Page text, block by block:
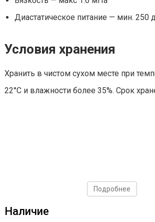
Диастатическое питание — мин. 250
Условия хранения
Хранить в чистом сухом месте при
22°С и влажности более 35%. Срок
Подробнее
Наличие